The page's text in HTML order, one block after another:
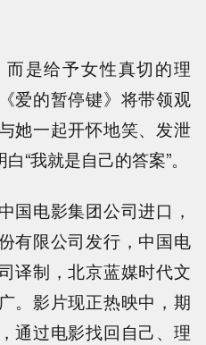
是给予女性真切的理
爱的暂停键》将带领观
她一起开怀地笑、发泄
“我就是自己的答案”。
国电影集团公司进口，
有限公司发行，中国电
译制，北京蓝媒时代文
。影片现正热映中，期
通过电影找回自己、理